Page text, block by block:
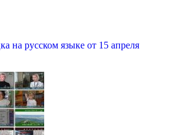
на русском языке от 15 апреля